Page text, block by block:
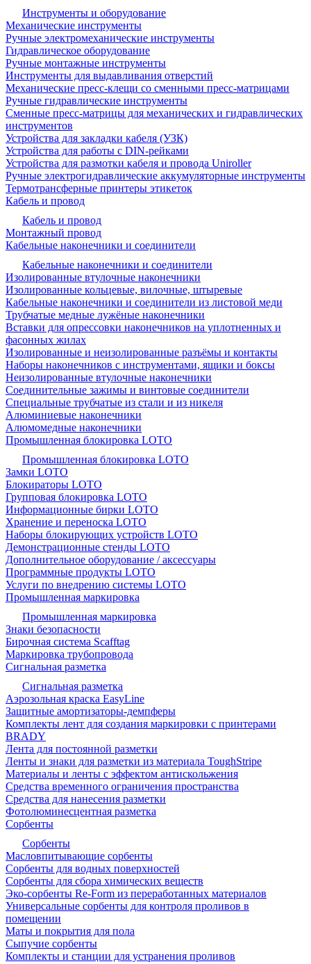
Инструменты и оборудование
Механические инструменты
Ручные электромеханические инструменты
Гидравлическое оборудование
Ручные монтажные инструменты
Инструменты для выдавливания отверстий
Механические пресс-клещи со сменными пресс-матрицами
Ручные гидравлические инструменты
Сменные пресс-матрицы для механических и гидравлических
инструментов
Устройства для закладки кабеля (УЗК)
Устройства для работы с DIN-рейками
Устройства для размотки кабеля и провода Uniroller
Ручные электрогидравлические аккумуляторные инструменты
Термотрансферные принтеры этикеток
Кабель и провод
Кабель и провод
Монтажный провод
Кабельные наконечники и соединители
Кабельные наконечники и соединители
Изолированные втулочные наконечники
Изолированные кольцевые, вилочные, штыревые
Кабельные наконечники и соединители из листовой меди
Трубчатые медные лужёные наконечники
Вставки для опрессовки наконечников на уплотненных и
фасонных жилах
Изолированные и неизолированные разъёмы и контакты
Наборы наконечников с инструментами, ящики и боксы
Неизолированные втулочные наконечники
Соединительные зажимы и винтовые соединители
Специальные трубчатые из стали и из никеля
Алюминиевые наконечники
Алюмомедные наконечники
Промышленная блокировка LOTO
Промышленная блокировка LOTO
Замки LOTO
Блокираторы LOTO
Групповая блокировка LOTO
Информационные бирки LOTO
Хранение и переноска LOTO
Наборы блокирующих устройств LOTO
Демонстрационные стенды LOTO
Дополнительное оборудование / аксессуары
Программные продукты LOTO
Услуги по внедрению системы LOTO
Промышленная маркировка
Промышленная маркировка
Знаки безопасности
Бирочная система Scafftag
Маркировка трубопровода
Сигнальная разметка
Сигнальная разметка
Аэрозольная краска EasyLine
Защитные амортизаторы-демпферы
Комплекты лент для создания маркировки с принтерами
BRADY
Лента для постоянной разметки
Ленты и знаки для разметки из материала ToughStripe
Материалы и ленты с эффектом антискольжения
Средства временного ограничения пространства
Средства для нанесения разметки
Фотолюминесцентная разметка
Сорбенты
Сорбенты
Масловпитывающие сорбенты
Сорбенты для водных поверхностей
Сорбенты для сбора химических веществ
Эко-сорбенты Re-Form из переработанных материалов
Универсальные сорбенты для контроля проливов в
помещении
Маты и покрытия для пола
Сыпучие сорбенты
Комплекты и станции для устранения проливов